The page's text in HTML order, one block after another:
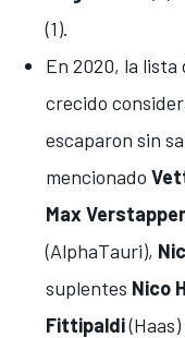
(1).
En 2020, la lista
crecido
escaparon sin
mencionado
Max
(AlphaTauri),
suplentes Nico
Fittipaldi(Haas